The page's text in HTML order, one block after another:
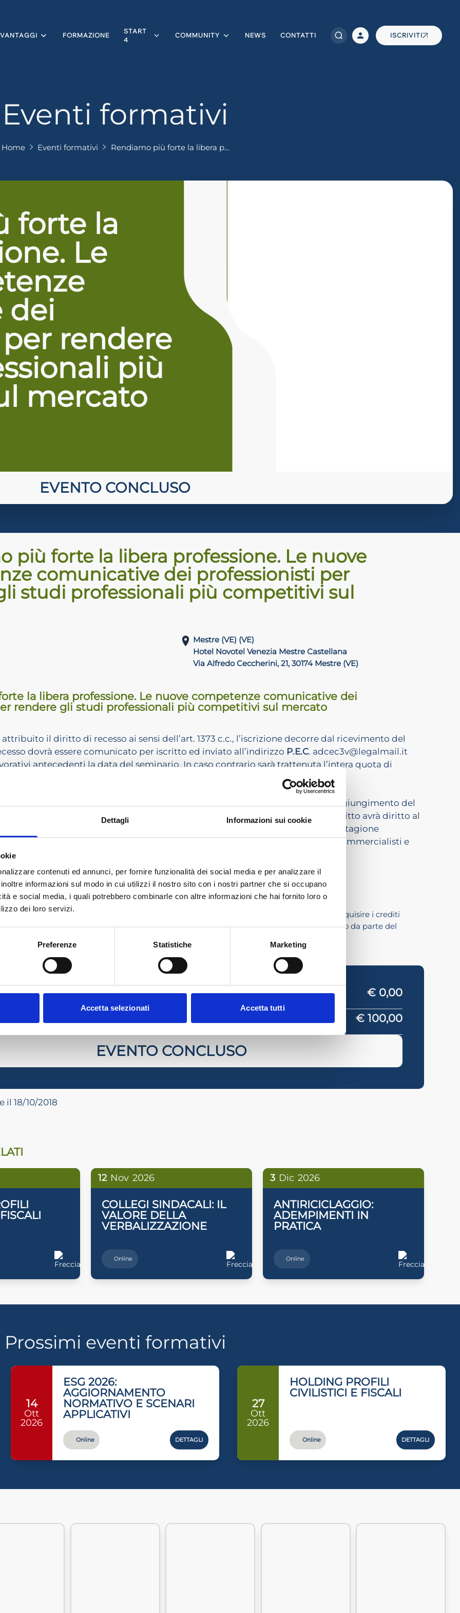
Dettagli Informazioni sui cookie
contenuti ed annunci, per fornire funzionalità dei social media e per analizzare il
informazioni sul modo in cui utilizzi il nostro sito con i nostri partner che si occupano
e social media, i quali potrebbero combinarle con altre informazioni che hai fornito loro o
dei loro servizi.
Preferenze Statistiche Marketing
Accetta selezionati Accetta tutti
VANTAGGI FORMAZIONE
START
4
COMMUNITY NEWS CONTATTI ISCRIVITI
Eventi formativi
Home Eventi formativi Rendiamo più forte la libera p...
forte la
Le
dei
rendere
più
mercato
EVENTO CONCLUSO
più forte la libera professione. Le nuove
comunicative dei professionisti per
studi professionali più competitivi sul
Mestre (VE) (VE)
Hotel Novotel Venezia Mestre Castellana
Via Alfredo Ceccherini, 21, 30174 Mestre (VE)
la libera professione. Le nuove competenze comunicative dei
rendere gli studi professionali più competitivi sul mercato
il diritto di recesso ai sensi dell’art. 1373 c.c., l’iscrizione decorre dal ricevimento del
dovrà essere comunicato per iscritto ed inviato all’indirizzo P.E.C. adcec3v@legalmail.it
antecedenti la data del seminario. In caso contrario sarà trattenuta l’intera quota di
si riserva il diritto di annullare l’appuntamento nel caso di mancato raggiungimento del
iscritti. In caso di annullamento di appuntamenti a pagamento, ciascun iscritto avrà diritto al
stagione
A PAGAMENTO(€ 100,00, oltre IVA) a tutti gli altri iscritti agli Albi dei Dottori Commercialisti e
e loro tirocinanti, agli Avvocati, ai Consulenti del Lavoro, ai Notai.
all’evento registrandosi a questo Portale della Formazione.
realizzazione dell’evento: 30 iscritti.
COMMERCIALISTI
corso di accreditamento. La partecipazione all’evento permette agli iscritti nell’albo di acquisire i crediti
per l’adempimento dell’obbligo formativo solo se l’evento ha ottenuto l’accreditamento da parte del
TRE VENEZIE 2018/2019
€ 0,00
€ 100,00
EVENTO CONCLUSO
il 18/10/2018
12 Nov 2026
COLLEGI SINDACALI: IL
VALORE DELLA
VERBALIZZAZIONE
Online
3 Dic 2026
ANTIRICICLAGGIO:
ADEMPIMENTI IN
PRATICA
Online
Prossimi eventi formativi
14
Ott
2026
ESG 2026:
AGGIORNAMENTO
NORMATIVO E SCENARI
APPLICATIVI
Online DETTAGLI
27
Ott
2026
HOLDING PROFILI
CIVILISTICI E FISCALI
Online DETTAGLI